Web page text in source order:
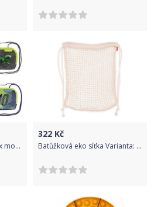
Taštička na krk, kluci - mix motivů
322 Kč
Batůžková eko síťka Varianta: přírodní